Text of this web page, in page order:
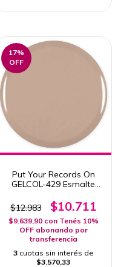
17%
OFF
Put Your Records On
GELCOL-429 Esmalte
Mask 15ml Col. Turn the
Radio On
$12.983 $10.711
$9.639,90 con Tenés 10%
OFF abonando por
transferencia
3 cuotas sin interés de
$3.570,33